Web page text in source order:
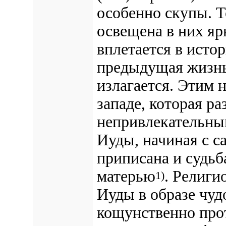
особенно скупы.
освещена в них
вплетается в
предыдущая
излагается. Этим
западе, которая
Иуды, начиная с
приписана и
матерью1).
Иуды в образе
кощунственно